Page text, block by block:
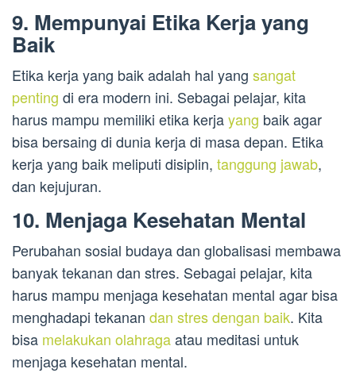
9. Mempunyai Etika Kerja yang
Baik
Etika kerja yang baik adalah hal yang sangat
penting di era modern ini. Sebagai pelajar, kita
harus mampu memiliki etika kerjayang baik agar
bisa bersaing di dunia kerja di masa depan. Etika
kerja yang baik meliputi disiplin, tanggung jawab,
dan kejujuran.
10. Menjaga Kesehatan Mental
Perubahan sosial budaya dan globalisasi membawa
banyak tekanan dan stres. Sebagai pelajar, kita
harus mampu menjaga kesehatan mental agar bisa
menghadapi tekanan dan stres dengan baik. Kita
bisa melakukan olahragaatau meditasi untuk
menjaga kesehatan mental.